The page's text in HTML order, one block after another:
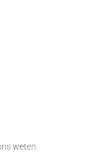
weten.